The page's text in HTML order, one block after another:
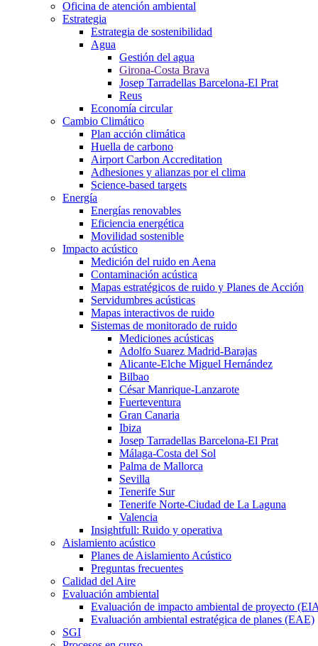
Oficina de atención ambiental
Estrategia
Estrategia de sostenibilidad
Agua
Gestión del agua
Girona-Costa Brava
Josep Tarradellas Barcelona-El Prat
Reus
Economía circular
Cambio Climático
Plan acción climática
Huella de carbono
Airport Carbon Accreditation
Adhesiones y alianzas por el clima
Science-based targets
Energía
Energías renovables
Eficiencia energética
Movilidad sostenible
Impacto acústico
Medición del ruido en Aena
Contaminación acústica
Mapas estratégicos de ruido y Planes de Acción
Servidumbres acústicas
Mapas interactivos de ruido
Sistemas de monitorado de ruido
Mediciones acústicas
Adolfo Suarez Madrid-Barajas
Alicante-Elche Miguel Hernández
Bilbao
César Manrique-Lanzarote
Fuerteventura
Gran Canaria
Ibiza
Josep Tarradellas Barcelona-El Prat
Málaga-Costa del Sol
Palma de Mallorca
Sevilla
Tenerife Sur
Tenerife Norte-Ciudad de La Laguna
Valencia
Insightfull: Ruido y operativa
Aislamiento acústico
Planes de Aislamiento Acústico
Preguntas frecuentes
Calidad del Aire
Evaluación ambiental
Evaluación de impacto ambiental de proyecto
Evaluación ambiental estratégica de planes (EAE)
SGI